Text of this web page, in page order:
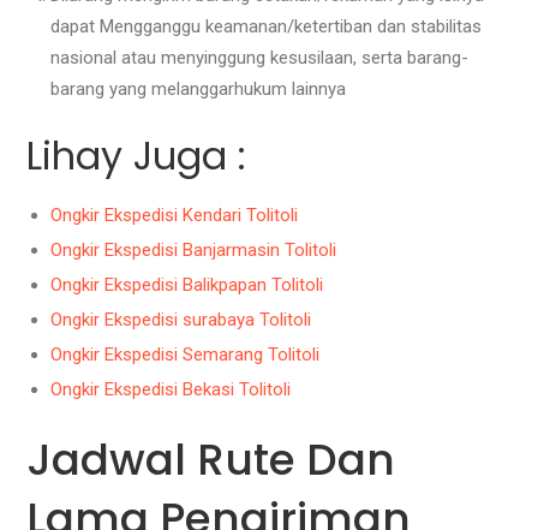
dapat Mengganggu keamanan/ketertiban dan stabilitas
nasional atau menyinggung kesusilaan, serta barang-
barang yang melanggarhukum lainnya
Lihay Juga :
Ongkir Ekspedisi Kendari Tolitoli
Ongkir Ekspedisi Banjarmasin Tolitoli
Ongkir Ekspedisi Balikpapan Tolitoli
Ongkir Ekspedisi surabaya Tolitoli
Ongkir Ekspedisi Semarang Tolitoli
Ongkir Ekspedisi Bekasi Tolitoli
Jadwal Rute Dan